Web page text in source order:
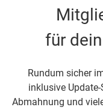
für
Rundum sicher
inklusive
Abmahnung und